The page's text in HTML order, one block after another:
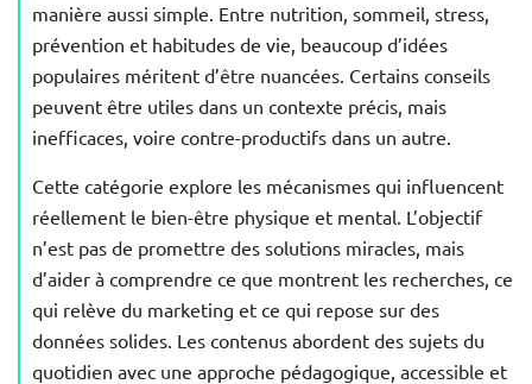
manière aussi simple. Entre nutrition, sommeil, stress,
prévention et habitudes de vie, beaucoup d’idées
populaires méritent d’être nuancées. Certains conseils
peuvent être utiles dans un contexte précis, mais
inefficaces, voire contre-productifs dans un autre.
Cette catégorie explore les mécanismes qui influencent
réellement le bien-être physique et mental. L’objectif
n’est pas de promettre des solutions miracles, mais
d’aider à comprendre ce que montrent les recherches, ce
qui relève du marketing et ce qui repose sur des
données solides. Les contenus abordent des sujets du
quotidien avec une approche pédagogique, accessible et